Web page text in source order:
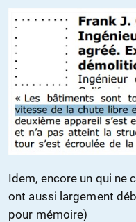
Idem, encore un qui ne
ont aussi largement
pour mémoire)